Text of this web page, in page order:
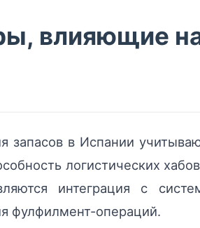
влияющие на
запасов в Испании
логистических
интеграция с
фулфилмент-операций.